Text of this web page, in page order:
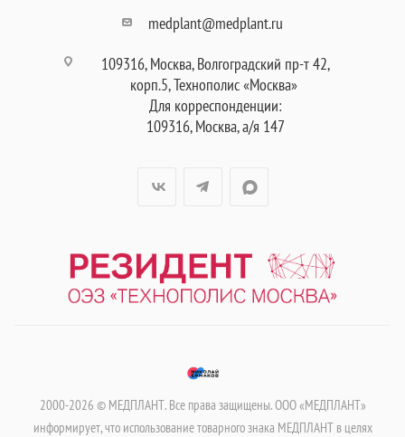
medplant@medplant.ru
109316, Москва, Волгоградский пр-т 42,
корп.5, Технополис «Москва»
Для корреспонденции:
109316, Москва, а/я 147
2000-2026 © МЕДПЛАНТ. Все права защищены. ООО «МЕДПЛАНТ»
информирует, что использование товарного знака МЕДПЛАНТ в целях